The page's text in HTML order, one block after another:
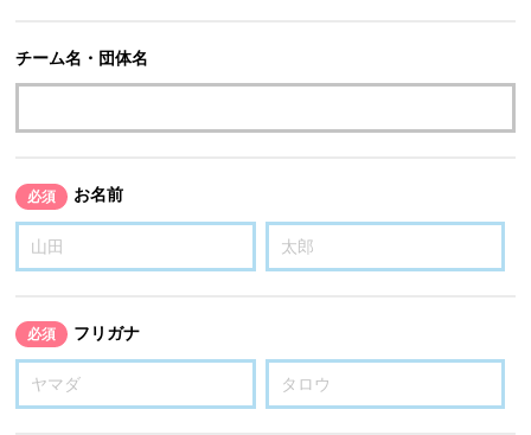
チーム名・団体名
必須 お名前
必須 フリガナ